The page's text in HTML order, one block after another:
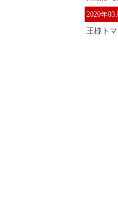
2020年03
王様ト